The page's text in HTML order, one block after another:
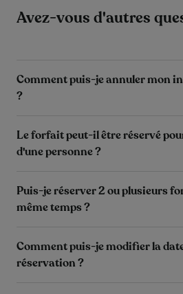
Avez-vous d'autres
Comment puis-je annuler mon
?
Le forfait peut-il être réservé
d'une personne ?
Puis-je réserver 2 ou plusieurs
même temps ?
Comment puis-je modifier la
réservation ?